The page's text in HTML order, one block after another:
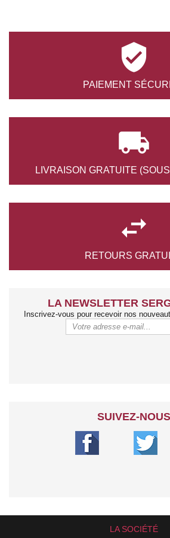

PAIEMENT

LIVRAISON GRATUITE

RETOURS
LA NEWSLETTER
Inscrivez-vous pour recevoir nos
SUIVEZ-NOUS
LA SOCIÉTÉ